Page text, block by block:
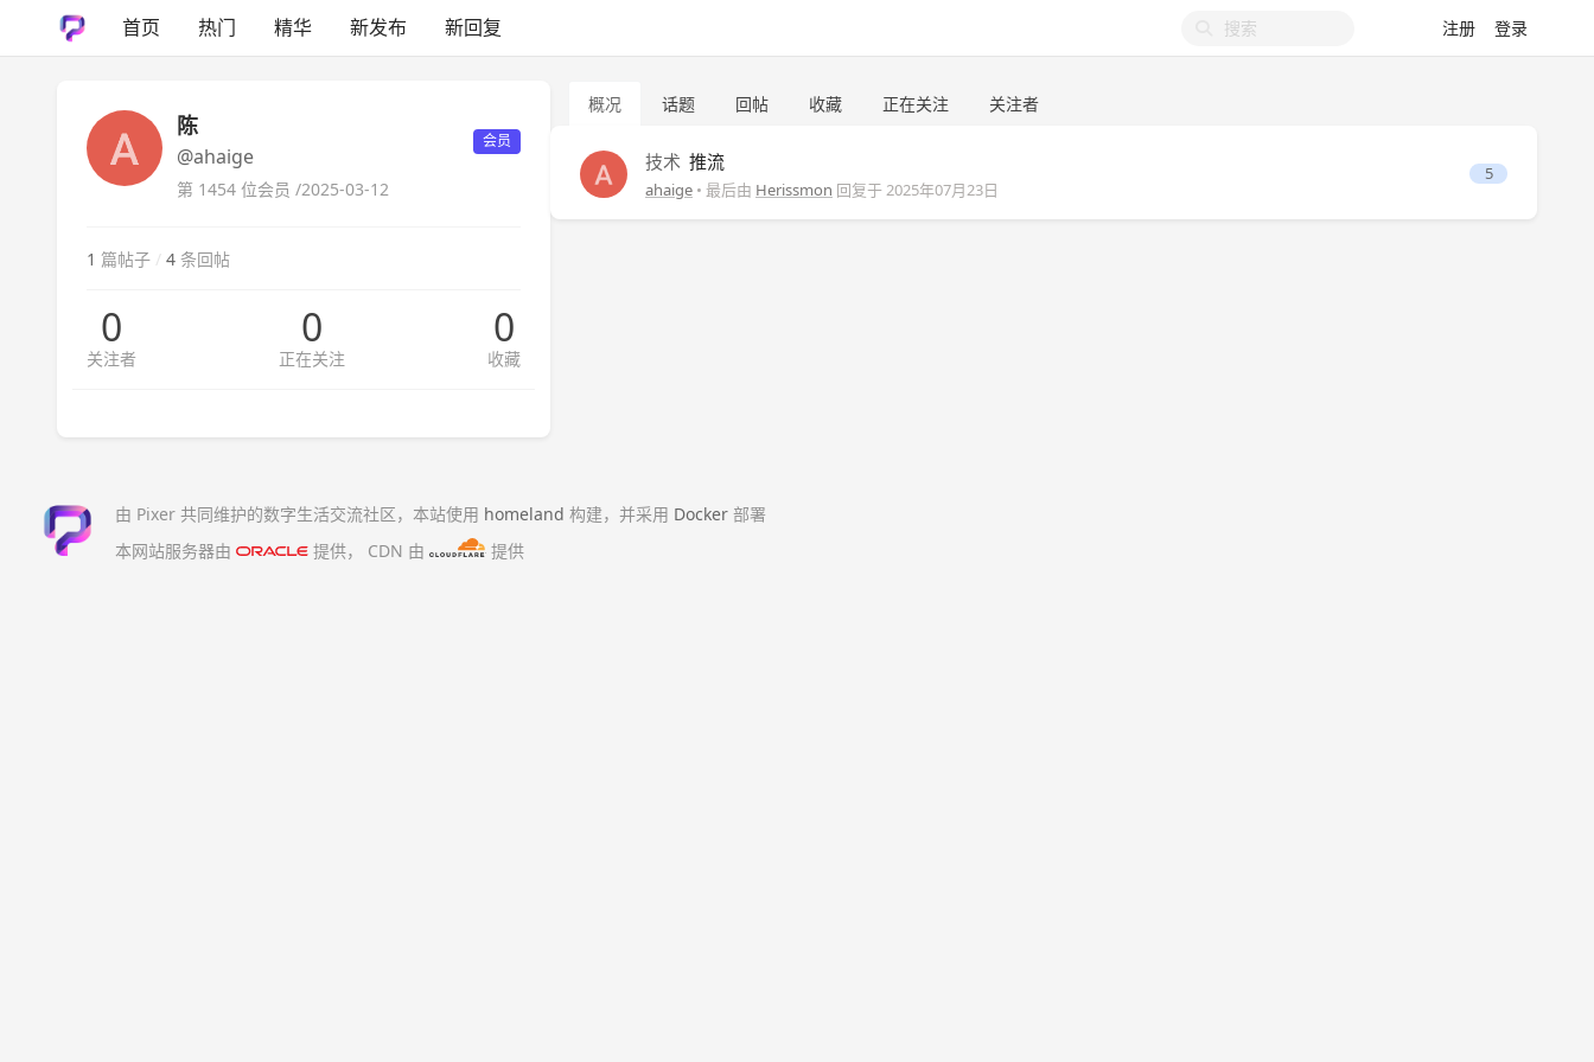
首页 热门 精华 新发布 新回复 注册 登录
陈
@ahaige
会员
第 1454 位会员 /2025-03-12
1 篇帖子 / 4 条回帖
0
关注者
0
正在关注
0
收藏
概况 话题 回帖 收藏 正在关注 关注者
技术 推流
ahaige • 最后由 Herissmon 回复于2025年07月23日
5
由 Pixer 共同维护的数字生活交流社区，本站使用 homeland 构建，并采用 Docker 部署
本网站服务器由
提供， CDN 由 提供